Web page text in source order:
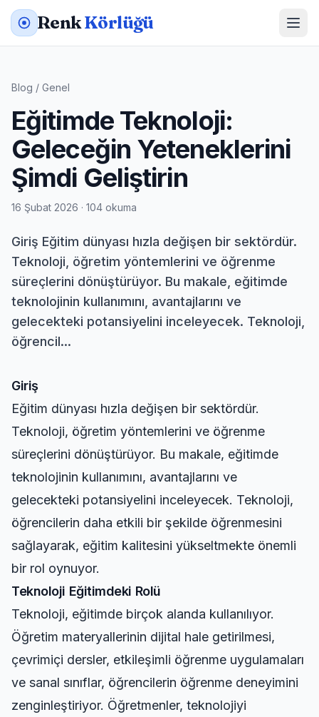
RenkKörlüğü
Blog / Genel
Eğitimde Teknoloji:
Geleceğin Yeteneklerini
Şimdi Geliştirin
16 Şubat 2026 · 104 okuma
Giriş Eğitim dünyası hızla değişen bir sektördür.
Teknoloji, öğretim yöntemlerini ve öğrenme
süreçlerini dönüştürüyor. Bu makale, eğitimde
teknolojinin kullanımını, avantajlarını ve
gelecekteki potansiyelini inceleyecek. Teknoloji,
öğrencil...
Giriş
Eğitim dünyası hızla değişen bir sektördür.
Teknoloji, öğretim yöntemlerini ve öğrenme
süreçlerini dönüştürüyor. Bu makale, eğitimde
teknolojinin kullanımını, avantajlarını ve
gelecekteki potansiyelini inceleyecek. Teknoloji,
öğrencilerin daha etkili bir şekilde öğrenmesini
sağlayarak, eğitim kalitesini yükseltmekte önemli
bir rol oynuyor.
Teknoloji Eğitimdeki Rolü
Teknoloji, eğitimde birçok alanda kullanılıyor.
Öğretim materyallerinin dijital hale getirilmesi,
çevrimiçi dersler, etkileşimli öğrenme uygulamaları
ve sanal sınıflar, öğrencilerin öğrenme deneyimini
zenginleştiriyor. Öğretmenler, teknolojiyi